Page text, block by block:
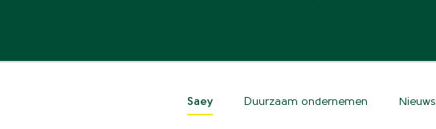
Top
Saey Duurzaam ondernemen Nieuws